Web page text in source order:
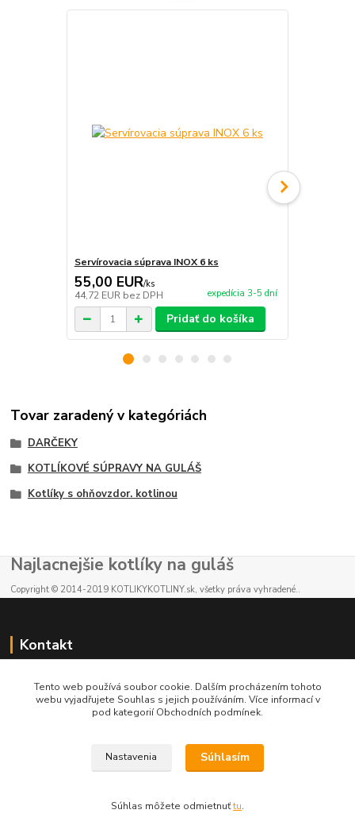
Servírovacia súprava INOX 6 ks
55,00 EUR/ks
44,72 EUR bez DPH expedícia 3-5 dní
Pridať do košíka
Tovar zaradený v kategóriách
DARČEKY
KOTLÍKOVÉ SÚPRAVY NA GULÁŠ
Kotlíky s ohňovzdor. kotlinou
Najlacnejšie kotlíky na guláš
Copyright © 2014-2019 KOTLIKYKOTLINY.sk, všetky práva vyhradené..
Kontakt
E-shop: +421 902 212 007
od 8:00 - do 16:00 hod
Tento web používá soubor cookie. Dalším procházením tohoto
webu vyjadřujete Souhlas s jejich používáním. Více informací v
pod kategorií Obchodních podmínek.
Nastavenia Súhlasím
Súhlas môžete odmietnuťtu.